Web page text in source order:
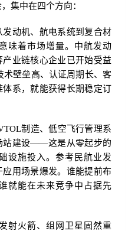
集中在四个方向：
动机、航电系统到复合材
味着市场增量。中航发动
业链核心企业已开始受益
术壁垒高、认证周期长、客
系，就能获得长期稳定订
制造、低空飞行管理系
站建设——这是从零起步的
设施投入。参考民航业发
用场景爆发。谁能提前布
就能在未来竞争中占据先
射火箭、组网卫星固然重